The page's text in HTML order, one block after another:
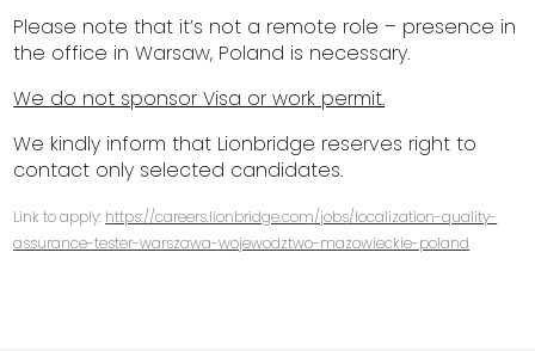
Please note that it’s not a remote role – presence in
the office in Warsaw, Poland is necessary.
We do not sponsor Visa or work permit.
We kindly inform that Lionbridge reserves right to
contact only selected candidates.
Link to apply: https://careers.lionbridge.com/jobs/localization-quality-
assurance-tester-warszawa-wojewodztwo-mazowieckie-poland